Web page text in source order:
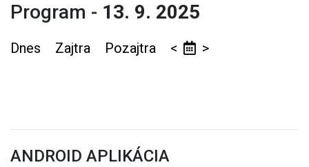
Program - 13. 9. 2025
Dnes Zajtra Pozajtra < >
ANDROID APLIKÁCIA